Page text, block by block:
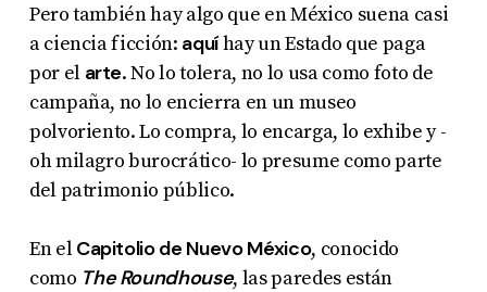
Pero también hay algo que en México suena casi
a ciencia ficción: aquíhay un Estado que paga
por el arte. No lo tolera, no lo usa como foto de
campaña, no lo encierra en un museo
polvoriento. Lo compra, lo encarga, lo exhibe y -
oh milagro burocrático- lo presume como parte
del patrimonio público.
En elCapitolio de Nuevo México, conocido
como The Roundhouse, las paredes están